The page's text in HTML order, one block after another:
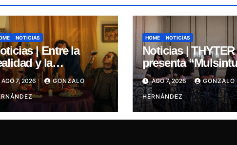
NOTICIAS
| Entre la
y la
Inercia
su primer
“Marilina”
AGO 7, 2026 GONZALO
HOME NOTICIAS
Noticias | THYTER
presenta
un himno de
heavy/power metal
inspirado en
Paniri
AGO 7, 2026 GONZALO
HERNÁNDEZ